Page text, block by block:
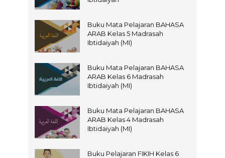
Buku Mata Pelajaran BAHASA
ARAB Kelas 5 Madrasah
Ibtidaiyah (MI)
Buku Mata Pelajaran BAHASA
ARAB Kelas 6 Madrasah
Ibtidaiyah (MI)
Buku Mata Pelajaran BAHASA
ARAB Kelas 4 Madrasah
Ibtidaiyah (MI)
Buku Pelajaran FIKIH Kelas 6